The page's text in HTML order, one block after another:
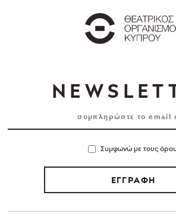
Συμφωνώ με τους
ΕΓΓΡΑΦΗ